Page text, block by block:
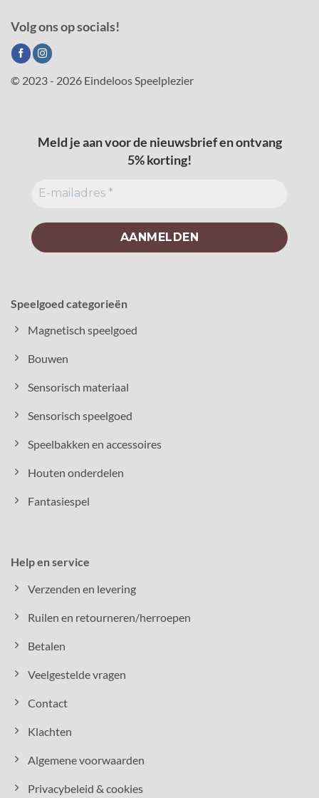
Volg ons op socials!
© 2023 - 2026 Eindeloos Speelplezier
Meld je aan voor de nieuwsbrief en ontvang
5% korting!
Speelgoed categorieën
Magnetisch speelgoed
Bouwen
Sensorisch materiaal
Sensorisch speelgoed
Speelbakken en accessoires
Houten onderdelen
Fantasiespel
Help en service
Verzenden en levering
Ruilen en retourneren/herroepen
Betalen
Veelgestelde vragen
Contact
Klachten
Algemene voorwaarden
Privacybeleid & cookies